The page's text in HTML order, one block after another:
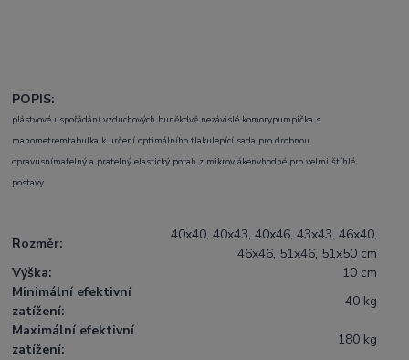
POPIS:
plástvové uspořádání vzduchových buněkdvě nezávislé komorypumpička s
manometremtabulka k určení optimálního tlakulepící sada pro drobnou
opravusnímatelný a pratelný elastický potah z mikrovlákenvhodné pro velmi štíhlé
postavy
Rozměr:
40x40, 40x43, 40x46, 43x43, 46x40,
46x46, 51x46, 51x50 cm
Výška:
10 cm
Minimální efektivní
zatížení:
40 kg
Maximální efektivní
zatížení:
180 kg